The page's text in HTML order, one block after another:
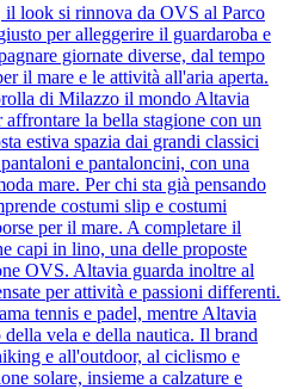
il look si rinnova da OVS al Parco
per alleggerire il guardaroba e
giornate diverse, dal tempo
il mare e le attività all'aria aperta.
di Milazzo il mondo Altavia
la bella stagione con un
estiva spazia dai grandi classici
e pantaloncini, con una
mare. Per chi sta già pensando
costumi slip e costumi
per il mare. A completare il
capi in lino, una delle proposte
OVS. Altavia guarda inoltre al
per attività e passioni differenti.
tennis e padel, mentre Altavia
vela e della nautica. Il brand
e all'outdoor, al ciclismo e
solare, insieme a calzature e